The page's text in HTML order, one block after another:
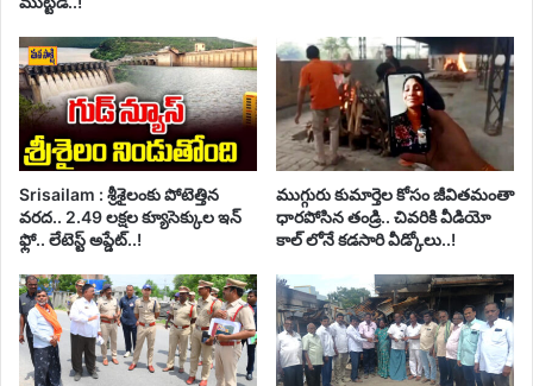
Srisailam : శ్రీశైలంకు పోటెత్తిన
వరద.. 2.49 లక్షల క్యూసెక్కుల ఇన్
ఫ్లో.. లేటెస్ట్ అప్డేట్..!
ముగ్గురు కుమార్తెల కోసం జీవితమంతా
ధారపోసిన తండ్రి.. చివరికి వీడియో
కాల్ లోనే కడసారి వీడ్కోలు..!